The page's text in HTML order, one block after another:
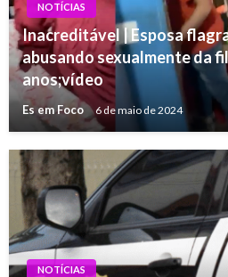
NOTÍCIAS
Inacreditável | Esposa
abusando sexualmente da
anos;vídeo
Es em Foco 6 de maio de 2024
NOTÍCIAS